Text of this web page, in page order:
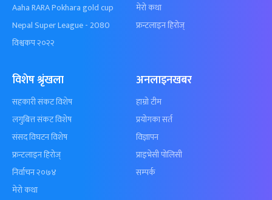
Aaha RARA Pokhara gold cup
Nepal Super League - 2080
विश्वकप २०२२
मेरो कथा
फ्रन्टलाइन हिरोज्
विशेष श्रृंखला
सहकारी संकट विशेष
लगुबित्त संकट विशेष
संसद विघटन विशेष
फ्रन्टलाइन हिरोज्
निर्वाचन २०७४
मेरो कथा
अनलाइनखबर
हाम्रो टीम
प्रयोगका सर्त
विज्ञापन
प्राइभेसी पोलिसी
सम्पर्क